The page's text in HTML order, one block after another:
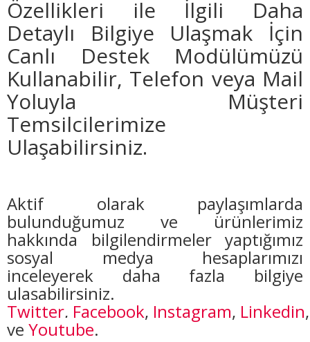
Özellikleri ile İlgili Daha
Detaylı Bilgiye Ulaşmak İçin
Canlı Destek Modülümüzü
Kullanabilir, Telefon veya Mail
Yoluyla Müşteri
Temsilcilerimize
Ulaşabilirsiniz.
Aktif olarak paylaşımlarda
bulunduğumuz ve ürünlerimiz
hakkında bilgilendirmeler yaptığımız
sosyal medya hesaplarımızı
inceleyerek daha fazla bilgiye
ulaşabilirsiniz.
Twitter, Facebook, Instagram, Linkedin,
ve Youtube.